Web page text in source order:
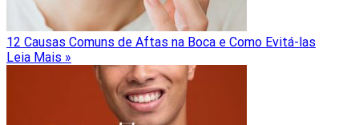
12 Causas Comuns de Aftas na Boca e Como Evitá-las
Leia Mais »